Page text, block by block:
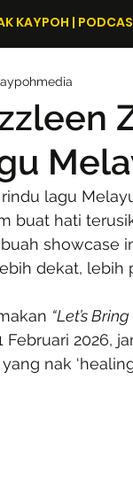
KAYPOH |
lagu
buat hati
showcase
dekat, lebih
“Let’s
Februari 2026,
nak